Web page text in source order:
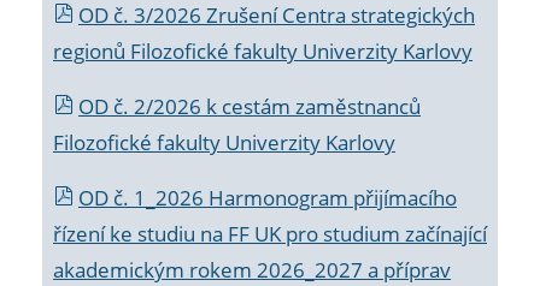
OD č. 3/2026 Zrušení Centra strategických
regionů Filozofické fakulty Univerzity Karlovy
OD č. 2/2026 k cestám zaměstnanců
Filozofické fakulty Univerzity Karlovy
OD č. 1_2026 Harmonogram přijímacího
řízení ke studiu na FF UK pro studium začínající
akademickým rokem 2026_2027 a příprav